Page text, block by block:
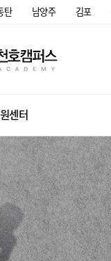
탄 남양주 김포
센터